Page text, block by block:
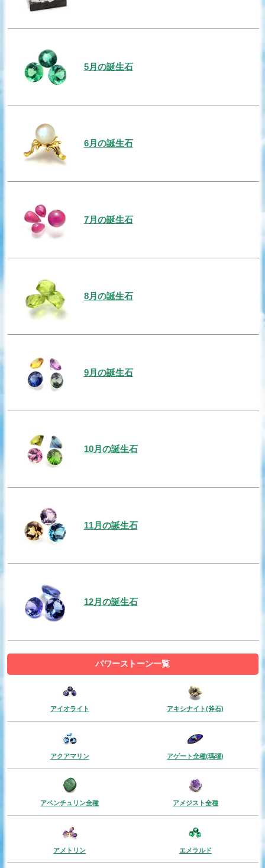
5月の誕生石
6月の誕生石
7月の誕生石
8月の誕生石
9月の誕生石
10月の誕生石
11月の誕生石
12月の誕生石
パワーストーン一覧
アイオライト アキシナイト(斧石)
アクアマリン アゲート全種(瑪瑙)
アベンチュリン全種 アメジスト全種
アメトリン エメラルド